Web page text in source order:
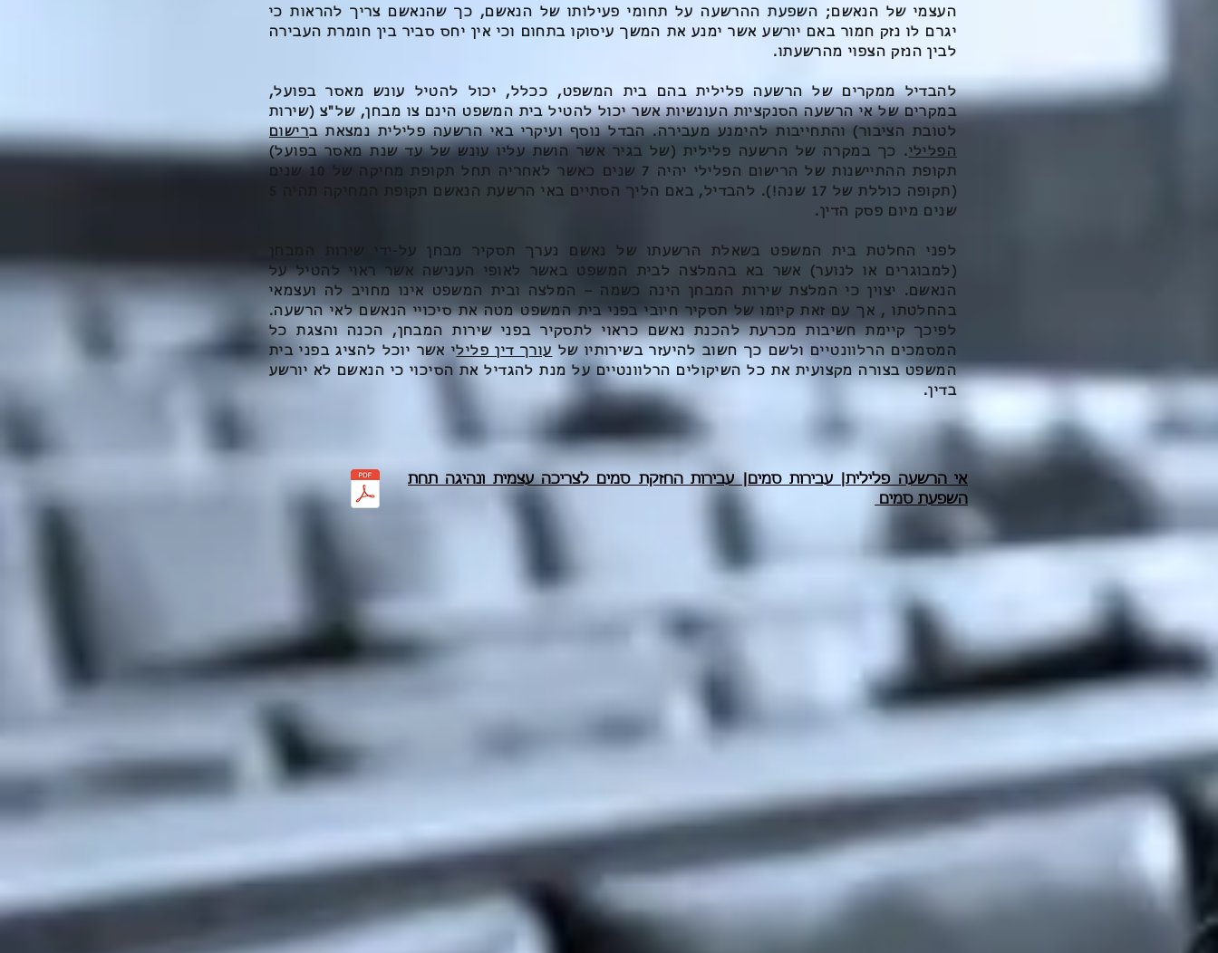
העצמי של הנאשם; השפעת ההרשעה על תחומי פעילותו של הנאשם, כך שהנאשם צריך להראות כי
יגרם לו נזק חמור באם יורשע אשר ימנע את המשך עיסוקו בתחום וכי אין יחס סביר בין חומרת העבירה
לבין הנזק הצפוי מהרשעתו.
להבדיל ממקרים של הרשעה פלילית בהם בית המשפט, ככלל, יכול להטיל עונש מאסר בפועל,
במקרים של אי הרשעה הסנקציות העונשיות אשר יכול להטיל בית המשפט הינם צו מבחן, של"צ (שירות
לטובת הציבור) והתחייבות להימנע מעבירה. הבדל נוסף ועיקרי באי הרשעה פלילית נמצאת ברישום
הפלילי. כך במקרה של הרשעה פלילית (של בגיר אשר הושת עליו עונש של עד שנת מאסר בפועל)
תקופת ההתיישנות של הרישום הפלילי יהיה 7 שנים כאשר לאחריה תחל תקופת מחיקה של 10 שנים
שנים מיום פסק הדין.
לפני החלטת בית המשפט בשאלת הרשעתו של נאשם נערך תסקיר מבחן על-ידי שירות המבחן
(למבוגרים או לנוער) אשר בא בהמלצה לבית המשפט באשר לאופי הענישה אשר ראוי להטיל על
הנאשם. יצוין כי המלצת שירות המבחן הינה כשמה – המלצה ובית המשפט אינו מחויב לה ועצמאי
בהחלטתו , אך עם זאת קיומו של תסקיר חיובי בפני בית המשפט מטה את סיכויי הנאשם לאי הרשעה.
לפיכך קיימת חשיבות מכרעת להכנת נאשם כראוי לתסקיר בפני שירות המבחן, הכנה והצגת כל
המסמכים הרלוונטיים ולשם כך חשוב להיעזר בשירותיו של עורך דין פלילי אשר יוכל להציג בפני בית
המשפט בצורה מקצועית את כל השיקולים הרלוונטיים על מנת להגדיל את הסיכוי כי הנאשם לא יורשע
בדין.
אי הרשעה פלילית| עבירות סמים| עבירות החזקת סמים לצריכה עצמית ונהיגה תחת
השפעת סמים